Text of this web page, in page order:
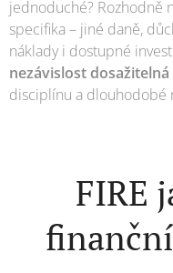
jednoduché? Rozhodně
specifika – jiné daně,
náklady i dostupné
nezávislost dosažitelná
disciplínu a dlouhodobé
FIRE